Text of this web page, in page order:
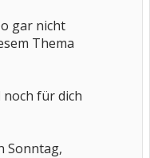
gar nicht
Thema
noch für dich
Sonntag,